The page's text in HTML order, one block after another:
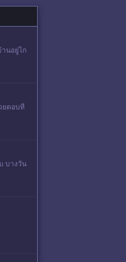
านอยู่ไก
ยตอบที
บางวัน